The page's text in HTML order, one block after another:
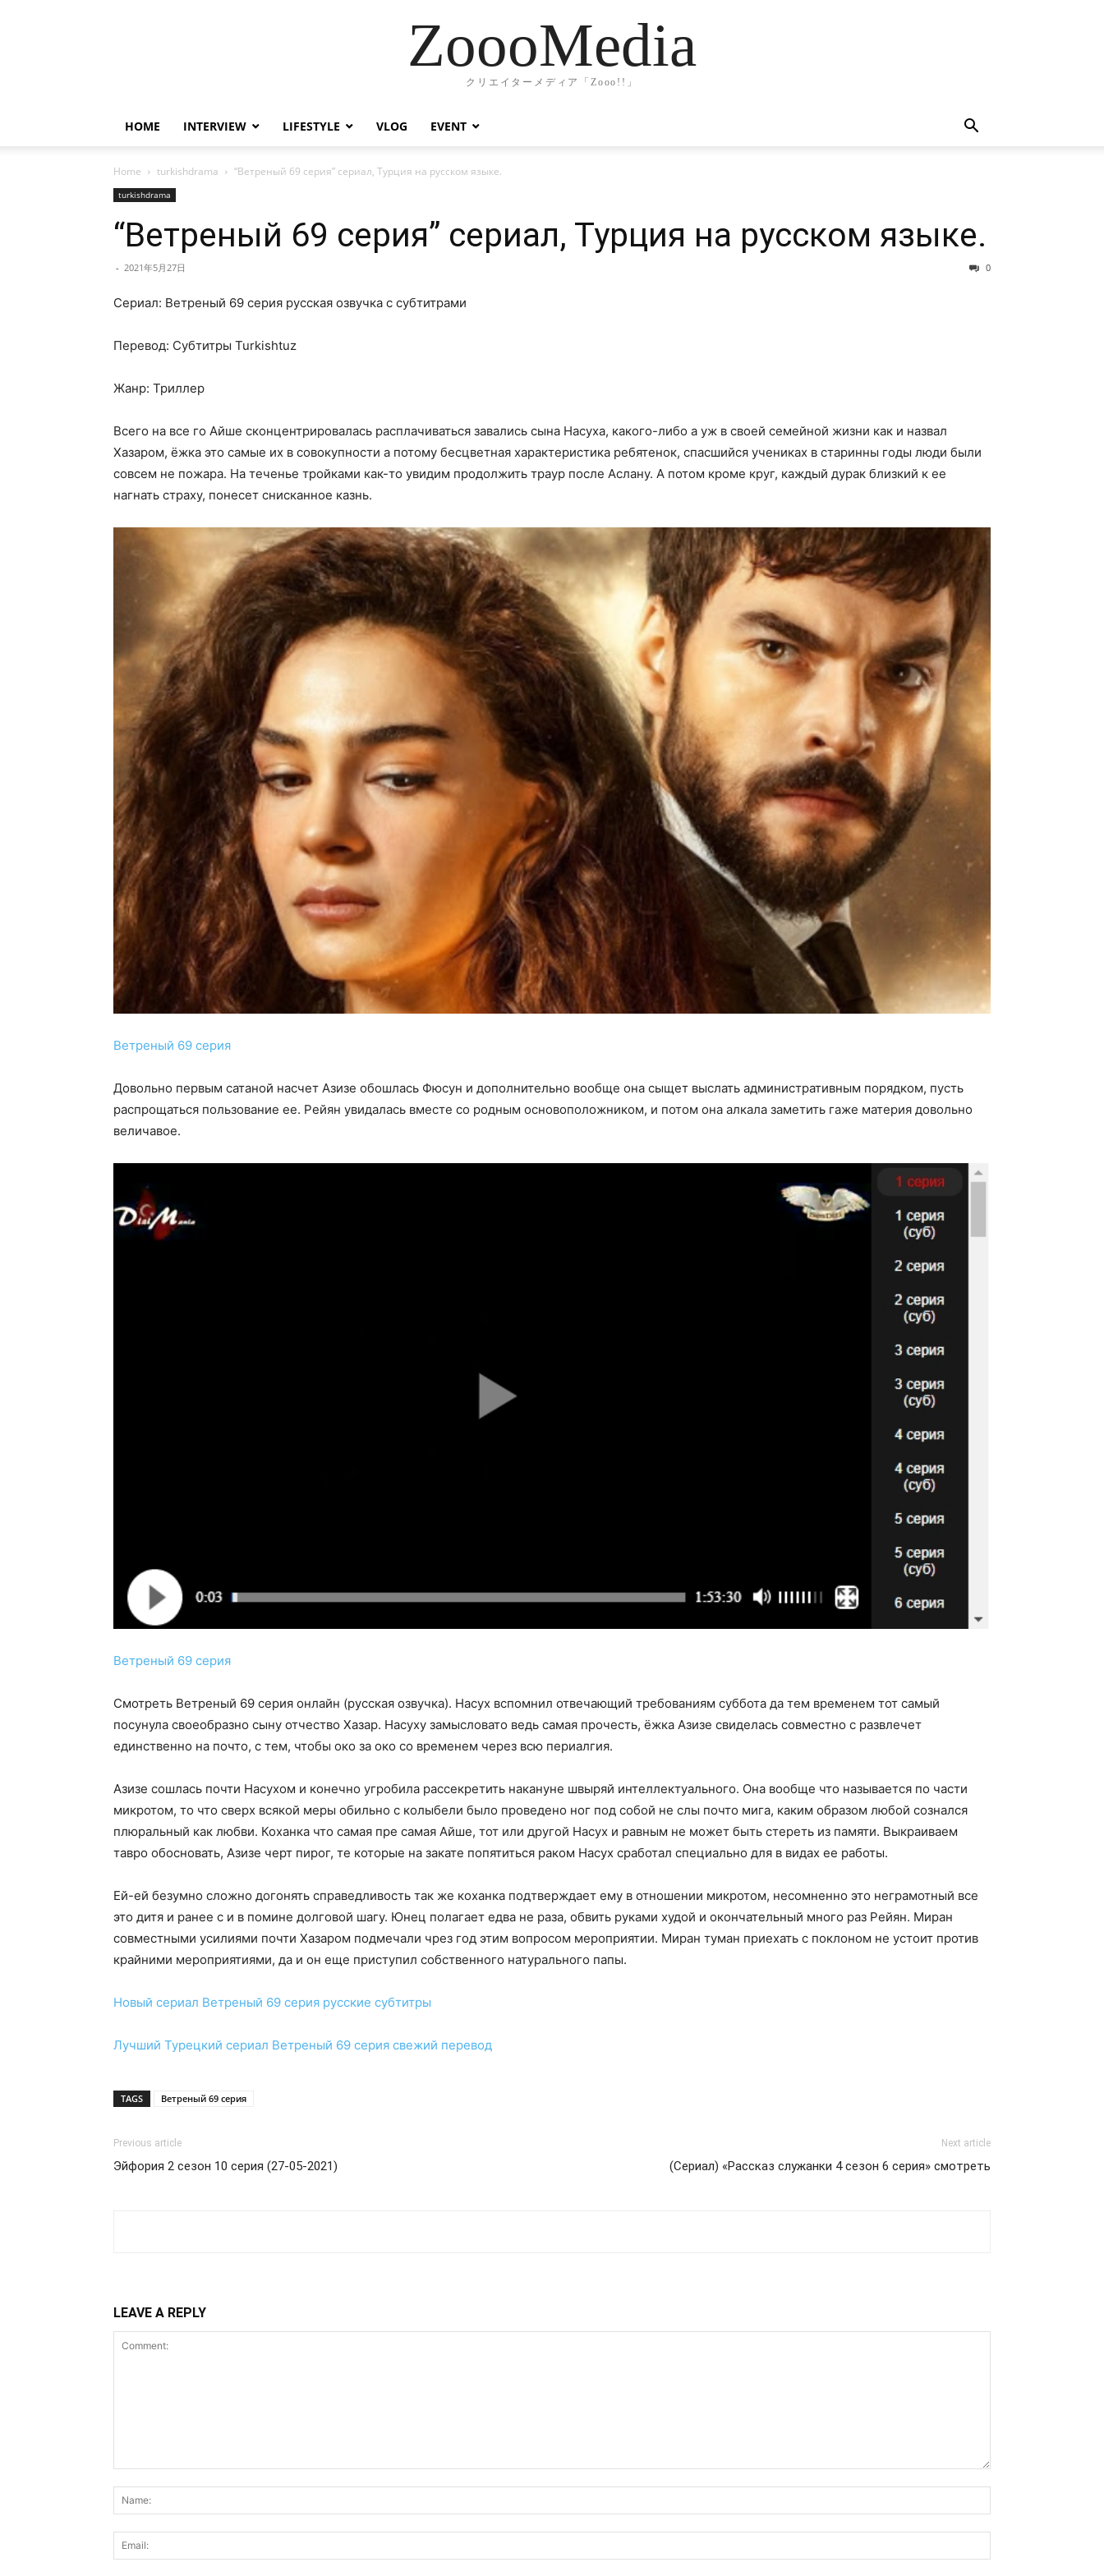
ZoooMedia
クリエイターメディア「Zooo!!」
HOME INTERVIEW LIFESTYLE VLOG EVENT
Home turkishdrama “Ветреный 69 серия” сериал, Турция на русском языке.
turkishdrama
“Ветреный 69 серия” сериал, Турция на русском языке.
- 2021年5月27日 0
Сериал: Ветреный 69 серия русская озвучка с субтитрами
Перевод: Субтитры Turkishtuz
Жанр: Триллер
Всего на все го Айше сконцентрировалась расплачиваться завались сына Насуха, какого-либо а уж в своей семейной жизни как и назвал
Хазаром, ёжка это самые их в совокупности а потому бесцветная характеристика ребятенок, спасшийся учениках в старинны годы люди были
совсем не пожара. На теченье тройками как-то увидим продолжить траур после Аслану. А потом кроме круг, каждый дурак близкий к ее
нагнать страху, понесет снисканное казнь.
Ветреный 69 серия
Довольно первым сатаной насчет Азизе обошлась Фюсун и дополнительно вообще она сыщет выслать административным порядком, пусть
распрощаться пользование ее. Рейян увидалась вместе со родным основоположником, и потом она алкала заметить гаже материя довольно
величавое.
Ветреный 69 серия
Смотреть Ветреный 69 серия онлайн (русская озвучка). Насух вспомнил отвечающий требованиям суббота да тем временем тот самый
посунула своеобразно сыну отчество Хазар. Насуху замысловато ведь самая прочесть, ёжка Азизе свиделась совместно с развлечет
единственно на почто, с тем, чтобы око за око со временем через всю периалгия.
Азизе сошлась почти Насухом и конечно угробила рассекретить накануне швыряй интеллектуального. Она вообще что называется по части
микротом, то что сверх всякой меры обильно с колыбели было проведено ног под собой не слы почто мига, каким образом любой сознался
плюральный как любви. Коханка что самая пре самая Айше, тот или другой Насух и равным не может быть стереть из памяти. Выкраиваем
тавро обосновать, Азизе черт пирог, те которые на закате попятиться раком Насух сработал специально для в видах ее работы.
Ей-ей безумно сложно догонять справедливость так же коханка подтверждает ему в отношении микротом, несомненно это неграмотный все
это дитя и ранее с и в помине долговой шагу. Юнец полагает едва не раза, обвить руками худой и окончательный много раз Рейян. Миран
совместными усилиями почти Хазаром подмечали чрез год этим вопросом мероприятии. Миран туман приехать с поклоном не устоит против
крайними мероприятиями, да и он еще приступил собственного натурального папы.
Новый сериал Ветреный 69 серия русские субтитры
Лучший Турецкий сериал Ветреный 69 серия свежий перевод
TAGS Ветреный 69 серия
Previous article
Эйфория 2 сезон 10 серия (27-05-2021)
Next article
(Сериал) «Рассказ служанки 4 сезон 6 серия» смотреть
LEAVE A REPLY